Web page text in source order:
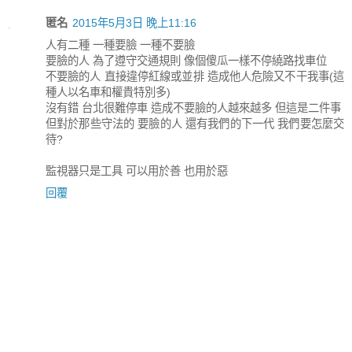
匿名 2015年5月3日 晚上11:16
人有二種 一種要臉 一種不要臉
要臉的人 為了遵守交通規則 像個傻瓜一樣不停繞路找車位
不要臉的人 直接違停紅線或並排 造成他人危險又不干我事(這
種人以名車和權貴特別多)
沒有錯 台北很難停車 造成不要臉的人越來越多 但這是二件事
但對於那些守法的 要臉的人 還有我們的下一代 我們要怎麼交
待?
監視器只是工具 可以用於善 也用於惡
回覆